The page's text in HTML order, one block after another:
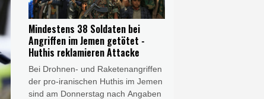
Bayerns Verkehrsminister Christian
Bernreiter nach einer digitalen
Verkehrsministerkonferenz. "Da der
Bund bisher nicht bereit ist, die
Mehrkosten auszugleichen, sind die
Länder bei weiterer Weigerung des
Bundes gezwungen zu klagen."
Mindestens 38 Soldaten bei
Angriffen im Jemen getötet -
Huthis reklamieren Attacke
Bei Drohnen- und Raketenangriffen
der pro-iranischen Huthis im Jemen
sind am Donnerstag nach Angaben